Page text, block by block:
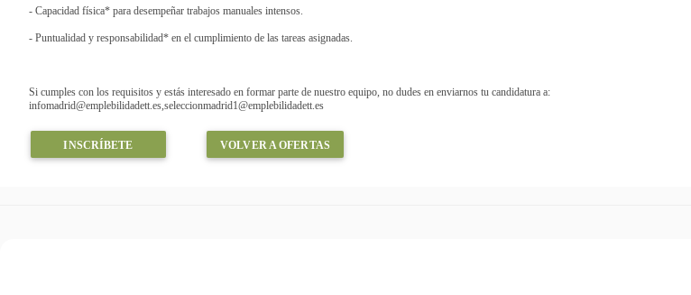
- Capacidad física* para desempeñar trabajos manuales intensos.
- Puntualidad y responsabilidad* en el cumplimiento de las tareas asignadas.
Si cumples con los requisitos y estás interesado en formar parte de nuestro equipo, no dudes en enviarnos tu candidatura a:
infomadrid@emplebilidadett.es,seleccionmadrid1@emplebilidadett.es
INSCRÍBETE VOLVER A OFERTAS